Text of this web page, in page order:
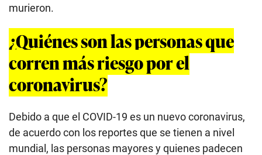
murieron.
¿Quiénes son las personas que
corren más riesgo por el
coronavirus?
Debido a que el COVID-19 es un nuevo coronavirus,
de acuerdo con los reportes que se tienen a nivel
mundial, las personas mayores y quienes padecen